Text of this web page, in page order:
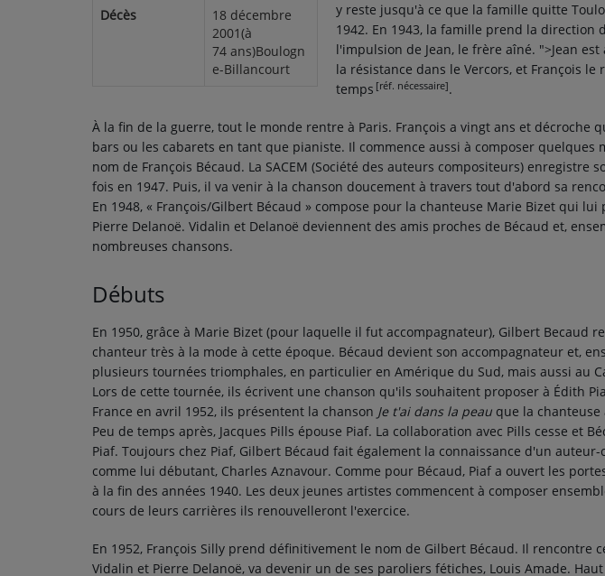
Décès
18 décembre
2001(à
74 ans)Boulogn
e-Billancourt
y reste jusqu'à ce que la famille quitte
1942. En 1943, la famille prend la direction
l'impulsion de Jean, le frère aîné. ">Jean
la résistance dans le Vercors, et François le
temps [réf. nécessaire].
À la fin de la guerre, tout le monde rentre à Paris. François a vingt ans et décroche
bars ou les cabarets en tant que pianiste. Il commence aussi à composer quelques
nom de François Bécaud. La SACEM (Société des auteurs compositeurs) enregistre
fois en 1947. Puis, il va venir à la chanson doucement à travers tout d'abord sa
En 1948, « François/Gilbert Bécaud » compose pour la chanteuse Marie Bizet qui
Pierre Delanoë. Vidalin et Delanoë deviennent des amis proches de Bécaud et,
nombreuses chansons.
Débuts
En 1950, grâce à Marie Bizet (pour laquelle il fut accompagnateur), Gilbert Becaud
chanteur très à la mode à cette époque. Bécaud devient son accompagnateur et,
plusieurs tournées triomphales, en particulier en Amérique du Sud, mais aussi au
Lors de cette tournée, ils écrivent une chanson qu'ils souhaitent proposer à Édith
France en avril 1952, ils présentent la chanson Je t'ai dans la peau que la
Peu de temps après, Jacques Pills épouse Piaf. La collaboration avec Pills cesse et
Piaf. Toujours chez Piaf, Gilbert Bécaud fait également la connaissance d'un
comme lui débutant, Charles Aznavour. Comme pour Bécaud, Piaf a ouvert les
à la fin des années 1940. Les deux jeunes artistes commencent à composer
cours de leurs carrières ils renouvelleront l'exercice.
En 1952, François Silly prend définitivement le nom de Gilbert Bécaud. Il rencontre
Vidalin et Pierre Delanoë, va devenir un de ses paroliers fétiches, Louis Amade.